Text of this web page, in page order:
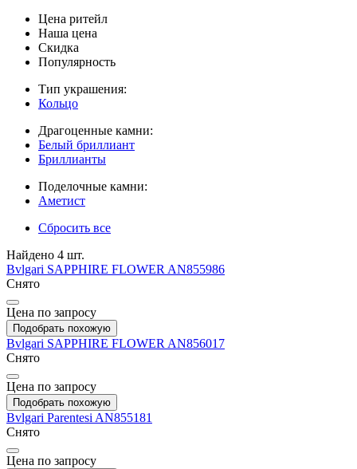
Цена ритейл
Наша цена
Скидка
Популярность
Тип украшения:
Кольцо
Драгоценные камни:
Белый бриллиант
Бриллианты
Поделочные камни:
Аметист
Сбросить все
Найдено 4 шт.
Bvlgari SAPPHIRE FLOWER AN855986
Снято
Цена по запросу
Подобрать похожую
Bvlgari SAPPHIRE FLOWER AN856017
Снято
Цена по запросу
Подобрать похожую
Bvlgari Parentesi AN855181
Снято
Цена по запросу